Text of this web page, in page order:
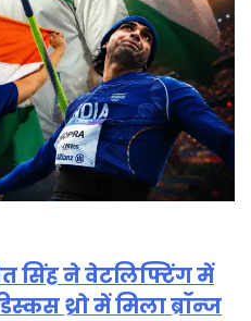
सिंह ने वेटलिफ्टिंग में
थ्रो में मिला ब्रॉन्ज